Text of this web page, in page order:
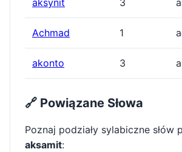
aksynit 3
Achmad 1
akonto 3
🔗 Powiązane Słowa
Poznaj podziały sylabiczne słów
aksamit: